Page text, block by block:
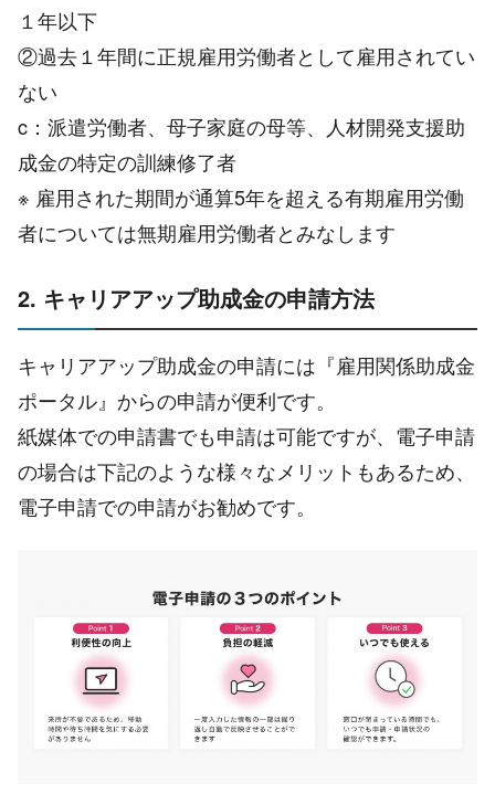
１年以下
②過去１年間に正規雇用労働者として雇用されてい
ない
c：派遣労働者、母子家庭の母等、人材開発支援助
成金の特定の訓練修了者
※ 雇用された期間が通算5年を超える有期雇用労働
者については無期雇用労働者とみなします
2. キャリアアップ助成金の申請方法
キャリアアップ助成金の申請には『雇用関係助成金
ポータル』からの申請が便利です。
紙媒体での申請書でも申請は可能ですが、電子申請
の場合は下記のような様々なメリットもあるため、
電子申請での申請がお勧めです。